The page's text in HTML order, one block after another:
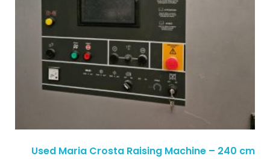
Used Maria Crosta Raising Machine – 240 cm